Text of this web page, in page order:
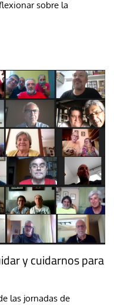
sobre la
y cuidarnos para
las jornadas de